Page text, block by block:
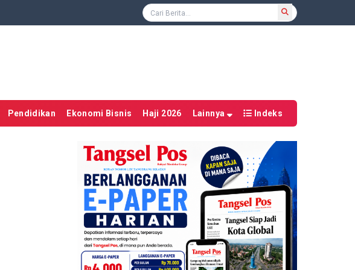
Pendidikan Ekonomi Bisnis Haji 2026 Lainnya Indeks